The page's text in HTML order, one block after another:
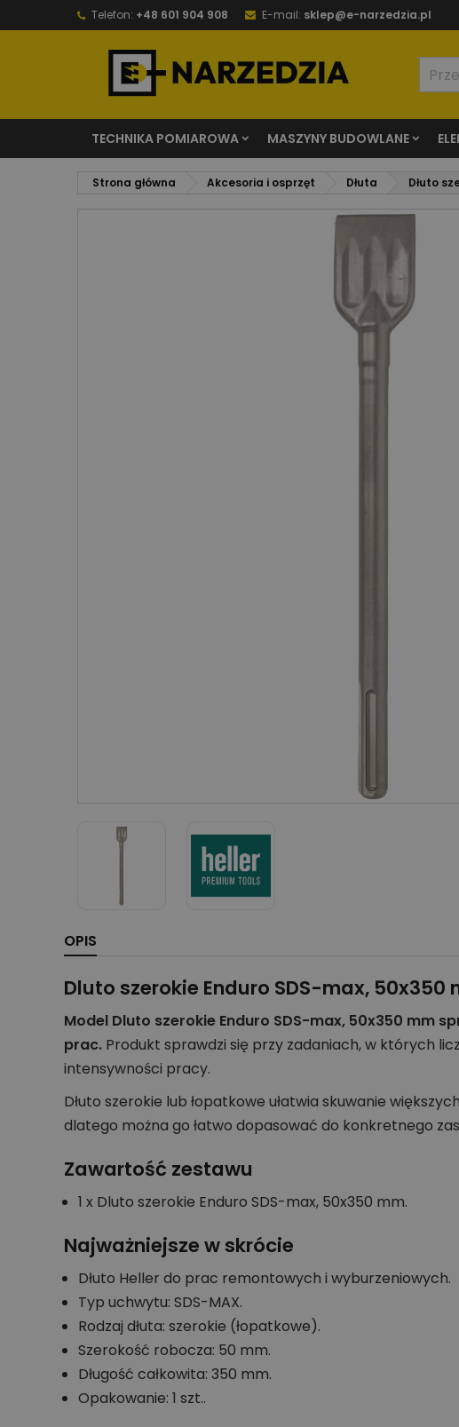
Telefon: +48 601 904 908 E-mail: sklep@e-narzedzia.pl
TECHNIKA POMIAROWA MASZYNY BUDOWLANE
Strona główna Akcesoria i osprzęt Dłuta Dłuto
OPIS
Dluto szerokie Enduro SDS-max, 50x350
Model Dluto szerokie Enduro SDS-max, 50x350 mm
prac. Produkt sprawdzi się przy zadaniach, w których
intensywności pracy.
Dłuto szerokie lub łopatkowe ułatwia skuwanie
dlatego można go łatwo dopasować do konkretnego
Zawartość zestawu
1 x Dluto szerokie Enduro SDS-max, 50x350 mm.
Najważniejsze w skrócie
Dłuto Heller do prac remontowych i wyburzeniowych.
Typ uchwytu: SDS-MAX.
Rodzaj dłuta: szerokie (łopatkowe).
Szerokość robocza: 50 mm.
Długość całkowita: 350 mm.
Opakowanie: 1 szt..